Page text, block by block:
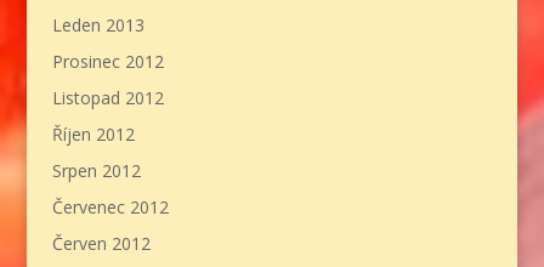
Leden 2013
Prosinec 2012
Listopad 2012
Říjen 2012
Srpen 2012
Červenec 2012
Červen 2012